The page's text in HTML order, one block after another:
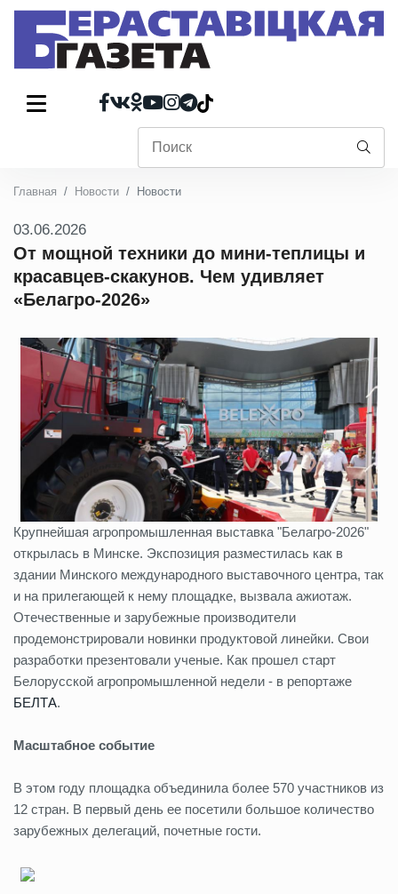
Главная Новости Новости
03.06.2026
От мощной техники до мини-теплицы и
красавцев-скакунов. Чем удивляет
«Белагро-2026»
Крупнейшая агропромышленная выставка "Белагро-2026"
открылась в Минске. Экспозиция разместилась как в
здании Минского международного выставочного центра, так
и на прилегающей к нему площадке, вызвала ажиотаж.
Отечественные и зарубежные производители
продемонстрировали новинки продуктовой линейки. Свои
разработки презентовали ученые. Как прошел старт
Белорусской агропромышленной недели - в репортаже
БЕЛТА.
Масштабное событие
В этом году площадка объединила более 570 участников из
12 стран. В первый день ее посетили большое количество
зарубежных делегаций, почетные гости.